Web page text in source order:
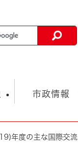
まちづくり・協働
市政情報
年度の主な国際交流